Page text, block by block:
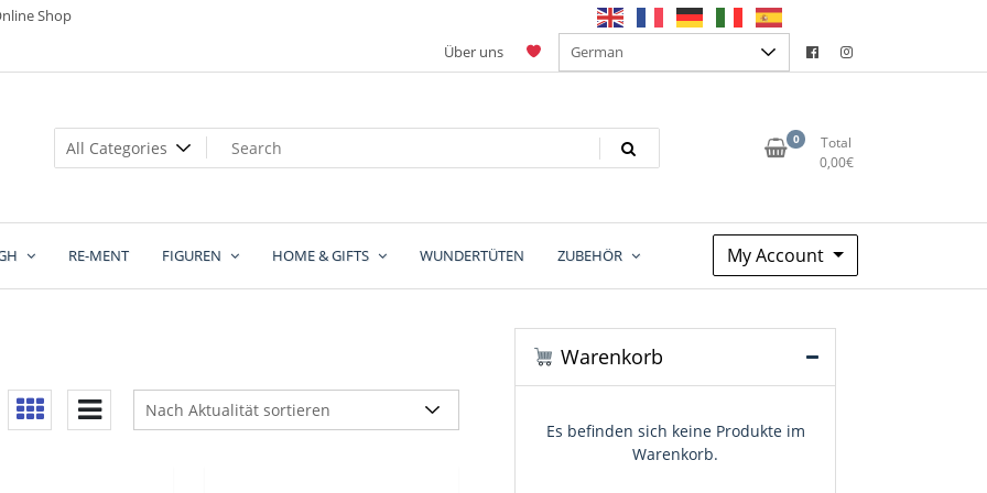
Shop
Über uns
0
Total
0,00€
RE-MENT FIGUREN HOME & GIFTS WUNDERTÜTEN ZUBEHÖR My Account
Warenkorb
Es befinden sich keine Produkte im
Warenkorb.